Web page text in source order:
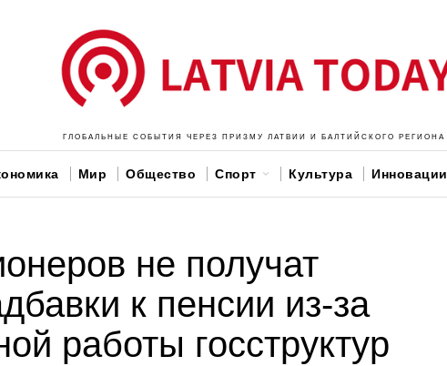
ГЛОБАЛЬНЫЕ СОБЫТИЯ ЧЕРЕЗ ПРИЗМУ ЛАТВИИ И БАЛТИЙСКОГО РЕГИОНА
Мир Общество Спорт Культура Инновации
не получат
к пенсии из-за
работы госструктур